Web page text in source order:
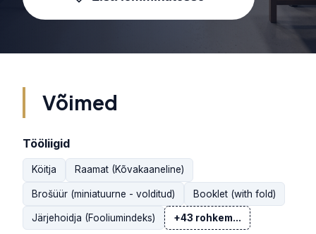
Võimed
Tööliigid
Köitja Raamat (Kõvakaaneline)
Brošüür (miniatuurne - volditud) Booklet (with fold)
Järjehoidja (Fooliumindeks) +43 rohkem...